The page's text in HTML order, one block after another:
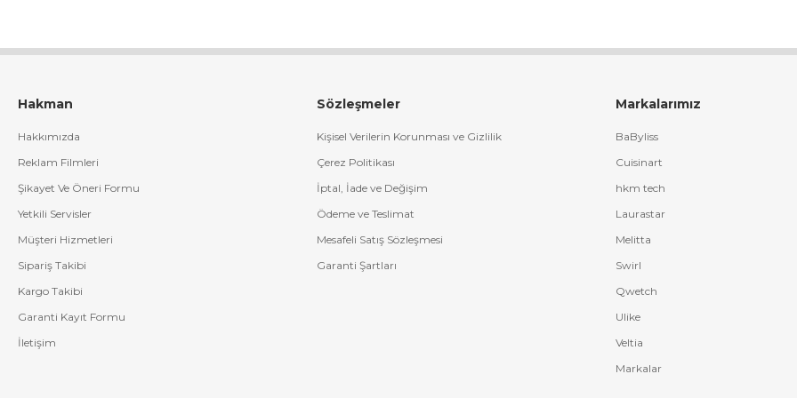
Hakman
Hakkımızda
Reklam Filmleri
Şikayet Ve Öneri Formu
Yetkili Servisler
Müşteri Hizmetleri
Sipariş Takibi
Kargo Takibi
Garanti Kayıt Formu
İletişim
Sözleşmeler
Kişisel Verilerin Korunması ve Gizlilik
Çerez Politikası
İptal, İade ve Değişim
Ödeme ve Teslimat
Mesafeli Satış Sözleşmesi
Garanti Şartları
Markalarımız
BaByliss
Cuisinart
hkm tech
Laurastar
Melitta
Swirl
Qwetch
Ulike
Veltia
Markalar